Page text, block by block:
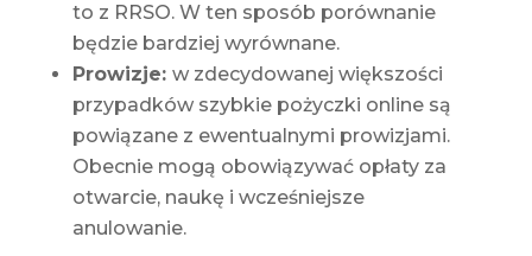
to z RRSO. W ten sposób porównanie
będzie bardziej wyrównane.
Prowizje: w zdecydowanej większości
przypadków szybkie pożyczki online są
powiązane z ewentualnymi prowizjami.
Obecnie mogą obowiązywać opłaty za
otwarcie, naukę i wcześniejsze
anulowanie.